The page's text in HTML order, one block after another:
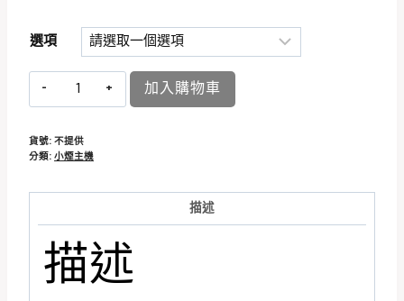
選項
加入購物車
貨號: 不提供
分類: 小煙主機
描述
描述